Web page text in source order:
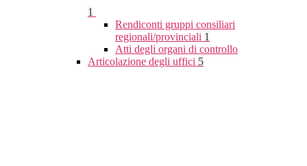
1
Rendiconti gruppi consiliari
regionali/provinciali 1
Atti degli organi di controllo
Articolazione degli uffici 5